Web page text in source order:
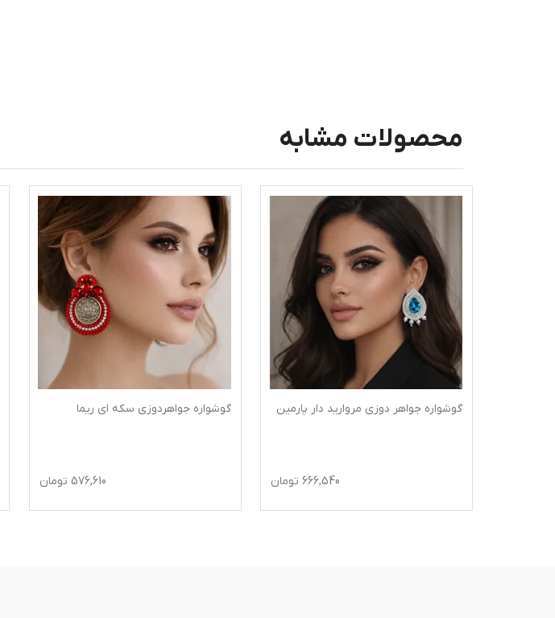
محصولات مشابه
گوشواره جواهر دوزی مروارید دار پارمین
666,540 تومان
گوشواره جواهردوزی سکه ای ریما
576,610 تومان